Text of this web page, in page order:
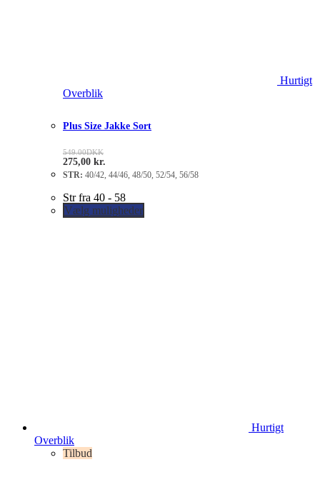
Hurtigt
Overblik
Plus Size Jakke Sort
549.00DKK
275,00 kr.
STR: 40/42, 44/46, 48/50, 52/54, 56/58
Str fra 40 - 58
Vælg muligheder
Hurtigt
Overblik
Tilbud